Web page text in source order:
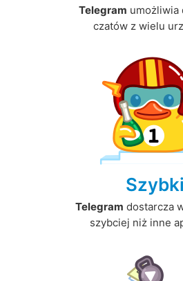
Telegram umożliwia
czatów z wielu
Szybki
Telegram dostarcza
szybciej niż inne